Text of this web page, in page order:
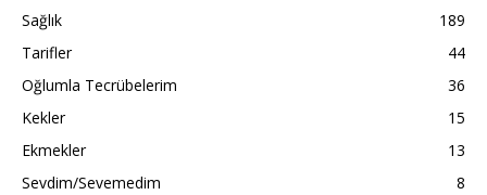
Sağlık
189
Tarifler
44
Oğlumla Tecrübelerim
36
Kekler
15
Ekmekler
13
Sevdim/Sevemedim
8